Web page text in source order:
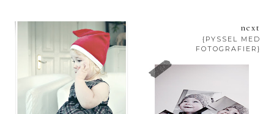
next
{PYSSEL MED
FOTOGRAFIER}